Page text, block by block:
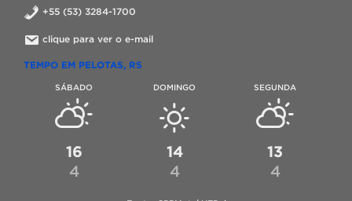
+55 (53) 3284-1700
clique para ver o e-mail
TEMPO EM PELOTAS, RS
SÁBADO
16
4
DOMINGO
14
4
SEGUNDA
13
4